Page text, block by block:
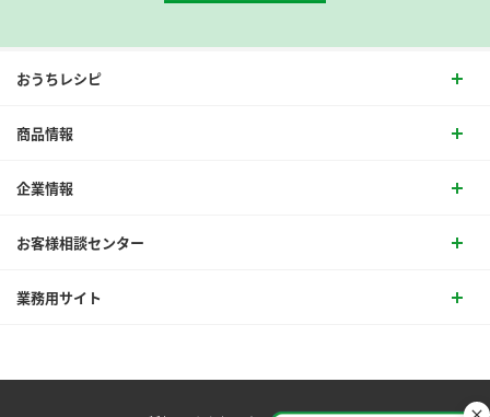
おうちレシピ
商品情報
企業情報
お客様相談センター
業務用サイト